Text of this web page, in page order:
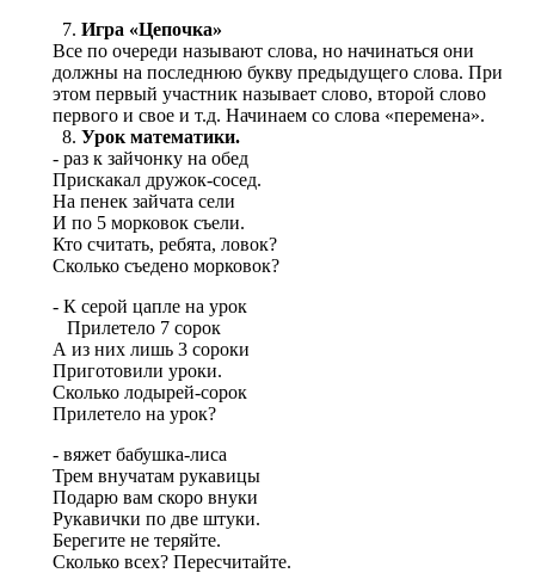
Игра «Цепочка»
Все по очереди называют слова, но начинаться они
должны на последнюю букву предыдущего слова. При
этом первый участник называет слово, второй слово
первого и свое и т.д. Начинаем со слова «перемена».
Урок математики.
- раз к зайчонку на обед
Прискакал дружок-сосед.
На пенек зайчата сели
И по 5 морковок съели.
Кто считать, ребята, ловок?
Сколько съедено морковок?
- К серой цапле на урок
Прилетело 7 сорок
А из них лишь 3 сороки
Приготовили уроки.
Сколько лодырей-сорок
Прилетело на урок?
- вяжет бабушка-лиса
Трем внучатам рукавицы
Подарю вам скоро внуки
Рукавички по две штуки.
Берегите не теряйте.
Сколько всех? Пересчитайте.